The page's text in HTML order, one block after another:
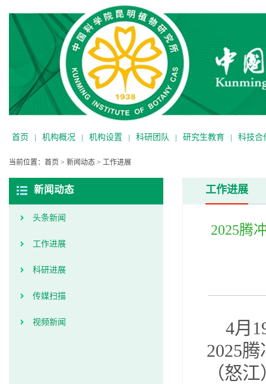
首页 | 机构概况 | 机构设置 | 科研团队 | 研究生教育 | 科技合
当前位置： 首页 > 新闻动态 > 工作进展
新闻动态
头条新闻
工作进展
科研进展
传媒扫描
视频新闻
工作进展
2025腾
4月
2025
（怒